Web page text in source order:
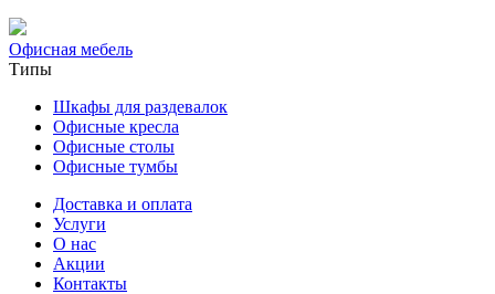
Офисная мебель
Типы
Шкафы для раздевалок
Офисные кресла
Офисные столы
Офисные тумбы
Доставка и оплата
Услуги
О нас
Акции
Контакты